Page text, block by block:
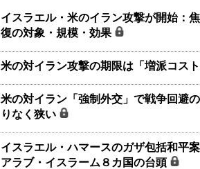
イスラエル・米のイラン攻撃が開始：
復の対象・規模・効果
米の対イラン攻撃の期限は「増派コスト
米の対イラン「強制外交」で戦争回避
りなく狭い
イスラエル・ハマースのガザ包括和平
アラブ・イスラーム８カ国の台頭